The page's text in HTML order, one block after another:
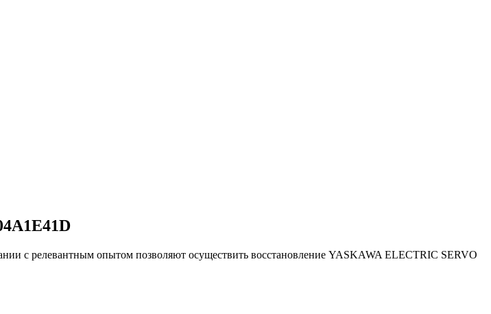
с релевантным опытом позволяют осуществить восстановление YASKAWA ELECTRIC SERVO